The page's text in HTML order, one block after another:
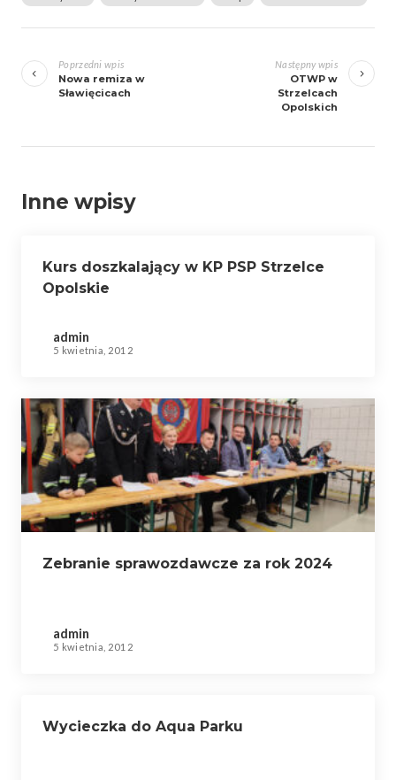
wpisyPoprzedni wpis
Nowa remiza w
Sławięcicach
Następny wpis
OTWP w
Strzelcach
Opolskich
Inne wpisy
Kurs doszkalający w KP PSP Strzelce
Opolskie
admin
5 kwietnia, 2012
Zebranie sprawozdawcze za rok 2024
admin
5 kwietnia, 2012
Wycieczka do Aqua Parku